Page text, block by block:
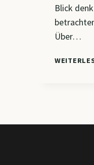
Blick
Über…